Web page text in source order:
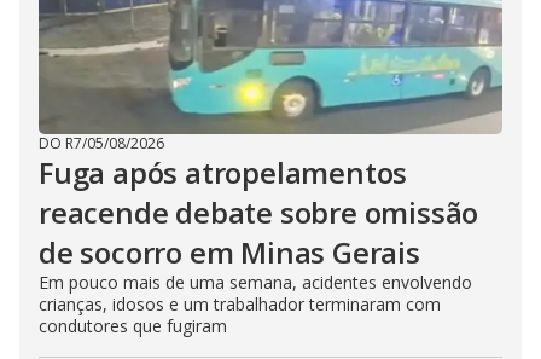
DO R7/05/08/2026
Fuga após atropelamentos
reacende debate sobre omissão
de socorro em Minas Gerais
Em pouco mais de uma semana, acidentes envolvendo
crianças, idosos e um trabalhador terminaram com
condutores que fugiram